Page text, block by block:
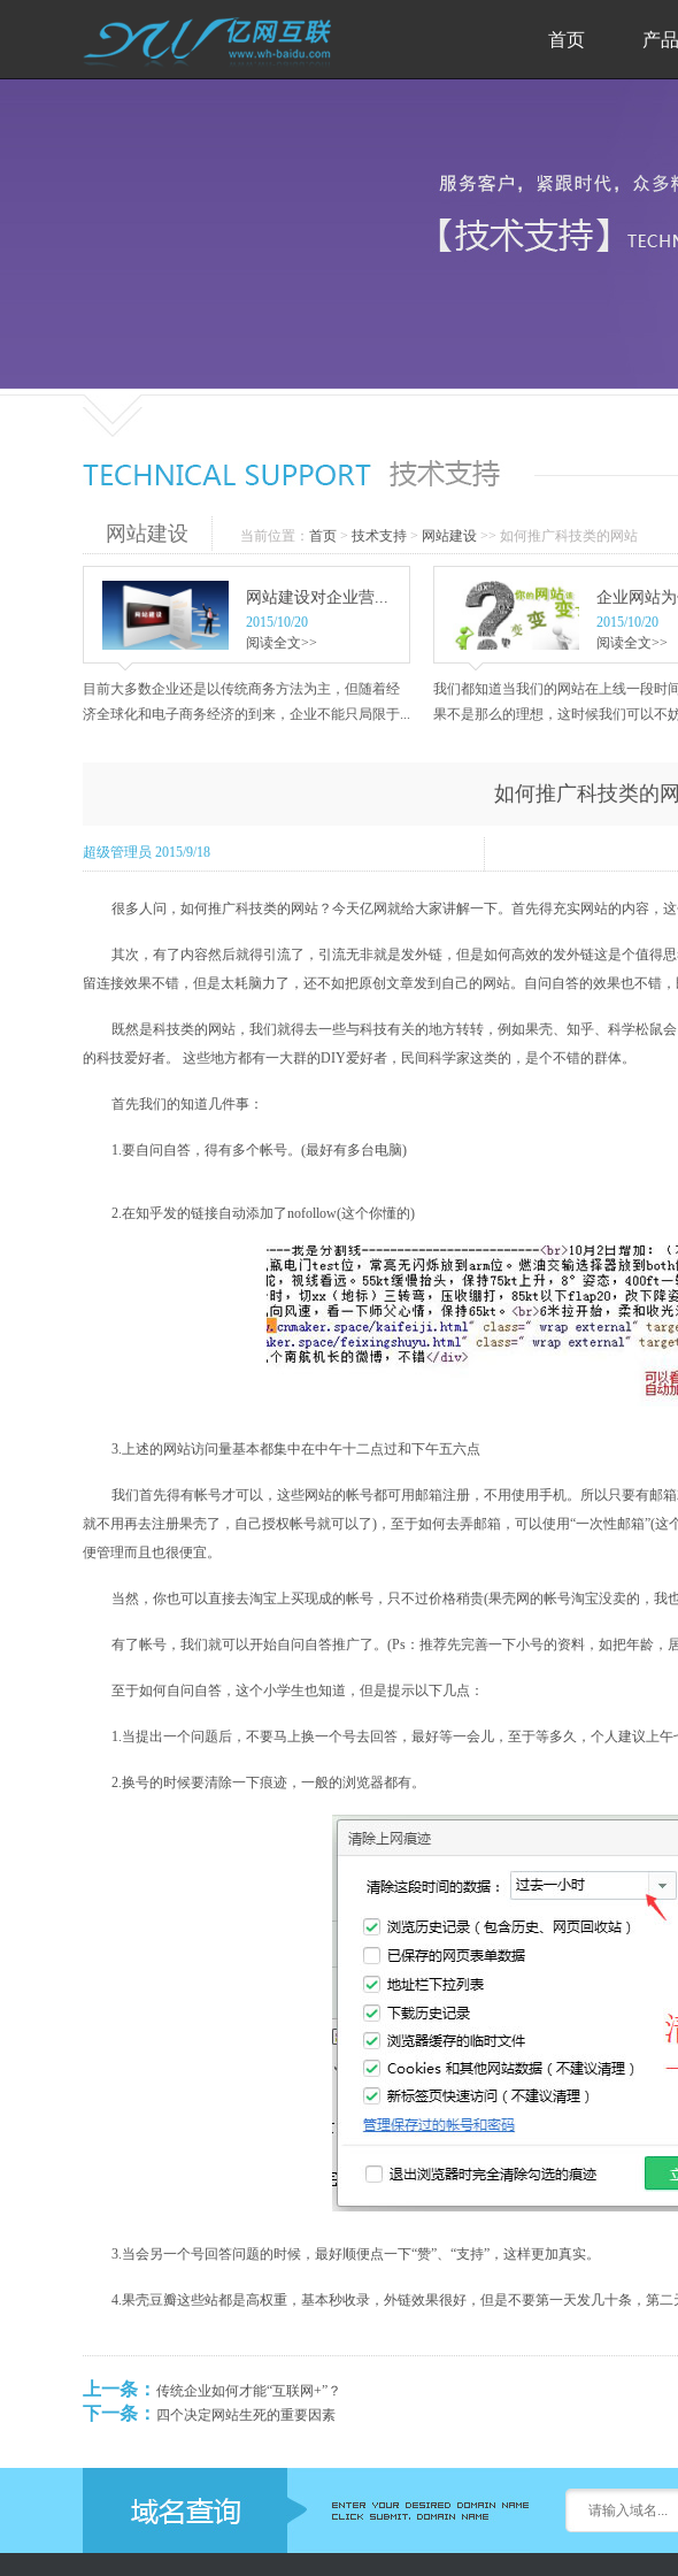
首页 产
网站建设 当前位置： 首页 > 技术支持 > 网站建设 >> 如何推广科技类的网站
网站建设对企业营...
2015/10/20
阅读全文>>
目前大多数企业还是以传统商务方法为主，但随着经
济全球化和电子商务经济的到来，企业不能只局限于...
企业网站
2015/10/20
阅读全文>>
我们都知道当我们的网站在上线一段时
果不是那么的理想，这时候我们可以不
如何推广科技类的
超级管理员 2015/9/18
很多人问，如何推广科技类的网站？今天亿网就给大家讲解一下。首先得充实网站的内容，这
其次，有了内容然后就得引流了，引流无非就是发外链，但是如何高效的发外链这是个值
留连接效果不错，但是太耗脑力了，还不如把原创文章发到自己的网站。自问自答的效果也不错
既然是科技类的网站，我们就得去一些与科技有关的地方转转，例如果壳、知乎、科学松鼠
的科技爱好者。 这些地方都有一大群的DIY爱好者，民间科学家这类的，是个不错的群体。
首先我们的知道几件事：
1.要自问自答，得有多个帐号。(最好有多台电脑)
2.在知乎发的链接自动添加了nofollow(这个你懂的)
3.上述的网站访问量基本都集中在中午十二点过和下午五六点
我们首先得有帐号才可以，这些网站的帐号都可用邮箱注册，不用使用手机。所以只要有邮
就不用再去注册果壳了，自己授权帐号就可以了)，至于如何去弄邮箱，可以使用“一次性邮箱”(
便管理而且也很便宜。
当然，你也可以直接去淘宝上买现成的帐号，只不过价格稍贵(果壳网的帐号淘宝没卖的，我
有了帐号，我们就可以开始自问自答推广了。(Ps：推荐先完善一下小号的资料，如把年龄，
至于如何自问自答，这个小学生也知道，但是提示以下几点：
1.当提出一个问题后，不要马上换一个号去回答，最好等一会儿，至于等多久，个人建议上
2.换号的时候要清除一下痕迹，一般的浏览器都有。
3.当会另一个号回答问题的时候，最好顺便点一下“赞”、“支持”，这样更加真实。
4.果壳豆瓣这些站都是高权重，基本秒收录，外链效果很好，但是不要第一天发几十条，第
上一条： 传统企业如何才能“互联网+”？
下一条： 四个决定网站生死的重要因素